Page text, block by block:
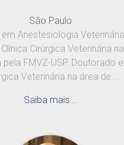
São Paulo
Anestesiologia Veterinária
Cirúrgica Veterinária
FMVZ-USP. Doutorado
Veterinária na área de...
Saiba mais...